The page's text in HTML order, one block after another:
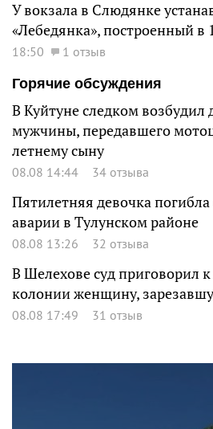
У вокзала в Слюдянке
«Лебедянка», построенный в
18:50
1 отзыв
Горячие обсуждения
В Куйтуне следком
мужчины, передавшего
летнему сыну
08.08 14:44 34 отзыва
Пятилетняя девочка погибла
аварии в Тулунском районе
08.08 13:26 32 отзыва
В Шелехове суд приговорил
колонии женщину,
08.08 17:49 31 отзыв